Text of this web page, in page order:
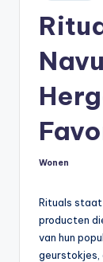
Geplaatst
Wonen
Rituals staat
producten
van hun
geurstokjes,